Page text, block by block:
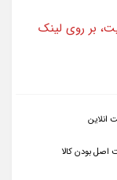
بر روی لینک
انلاین
اصل بودن کالا